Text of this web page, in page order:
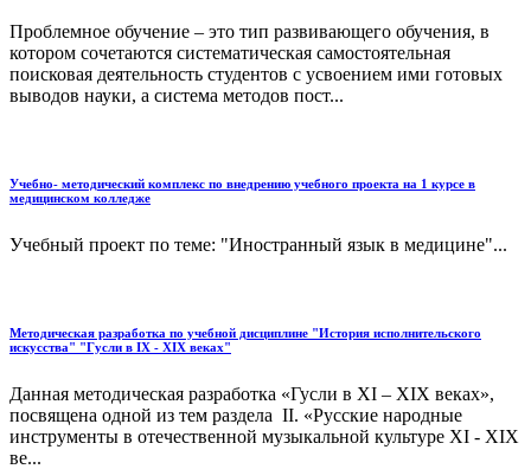
Проблемное обучение – это тип развивающего обучения, в
котором сочетаются систематическая самостоятельная
поисковая деятельность студентов с усвоением ими готовых
выводов науки, а система методов пост...
Учебно- методический комплекс по внедрению учебного проекта на 1 курсе в
медицинском колледже
Учебный проект по теме: "Иностранный язык в медицине"...
Методическая разработка по учебной дисциплине "История исполнительского
искусства" "Гусли в IX - XIX веках"
Данная методическая разработка «Гусли в ХI – ХIХ веках»,
посвящена одной из тем раздела II. «Русские народные
инструменты в отечественной музыкальной культуре ХI - ХIХ
ве...